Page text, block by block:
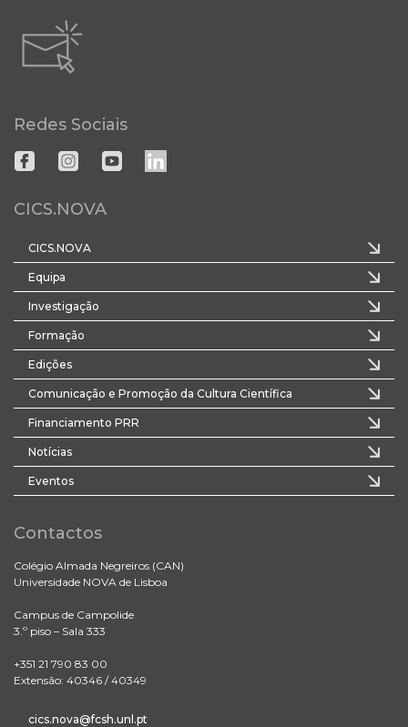
Redes Sociais
CICS.NOVA
CICS.NOVA
Equipa
Investigação
Formação
Edições
Comunicação e Promoção da Cultura Científica
Financiamento PRR
Notícias
Eventos
Contactos
Colégio Almada Negreiros (CAN)
Universidade NOVA de Lisboa
Campus de Campolide
3.º piso – Sala 333
+351 21 790 83 00
Extensão: 40346 / 40349
cics.nova@fcsh.unl.pt